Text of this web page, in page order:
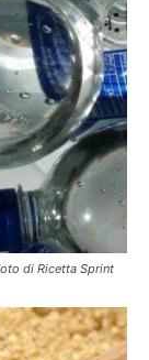
di Ricetta Sprint